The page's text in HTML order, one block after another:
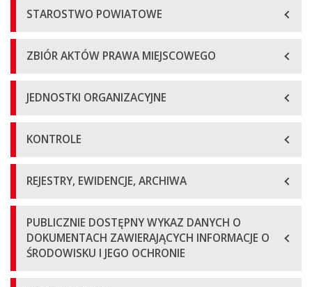
STAROSTWO POWIATOWE
ZBIÓR AKTÓW PRAWA MIEJSCOWEGO
JEDNOSTKI ORGANIZACYJNE
KONTROLE
REJESTRY, EWIDENCJE, ARCHIWA
PUBLICZNIE DOSTĘPNY WYKAZ DANYCH O
DOKUMENTACH ZAWIERAJĄCYCH INFORMACJE O
ŚRODOWISKU I JEGO OCHRONIE